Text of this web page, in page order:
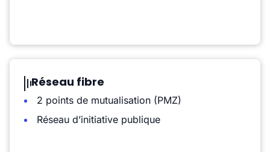
Réseau fibre
2 points de mutualisation (PMZ)
Réseau d’initiative publique